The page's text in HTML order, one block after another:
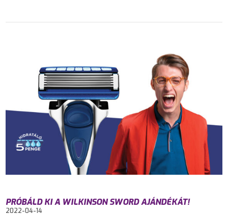
PRÓBÁLD KI A WILKINSON SWORD AJÁNDÉKÁT!
2022-04-14